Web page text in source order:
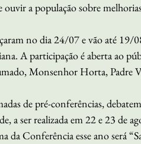
a população sobre
no dia 24/07 e vão até
A participação é aberta ao
Monsenhor Horta, Padre
de pré-conferências,
a ser realizada em 22 e 23 de
da Conferência esse ano será